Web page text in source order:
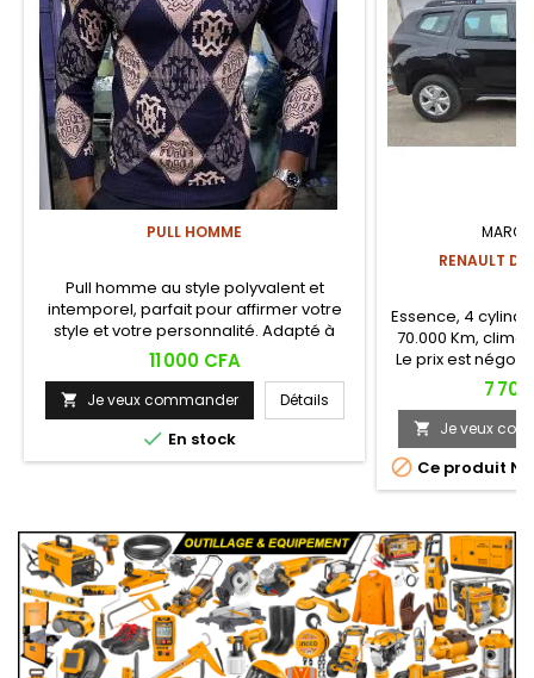
PULL HOMME
Pull homme au style polyvalent et
intemporel, parfait pour affirmer votre
style et votre personnalité. Adapté à
diverses occasions, des réunions
décontractées aux événements formels.
Prix
11 000 CFA
 Je veux commander Détails
 En stock
RENAULT
Essence, 4
70.000 Km,
Le prix est
pour la
Prix
7
 Je veux
 Ce produit